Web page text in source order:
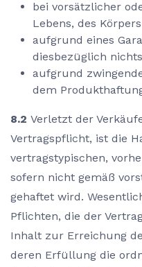
bei vorsätzlicher
Lebens, des
aufgrund eines
diesbezüglich
aufgrund
dem
8.2 Verletzt der
Vertragspflicht, ist die
vertragstypischen,
sofern nicht gemäß
gehaftet wird.
Pflichten, die der
Inhalt zur Erreichung
deren Erfüllung die